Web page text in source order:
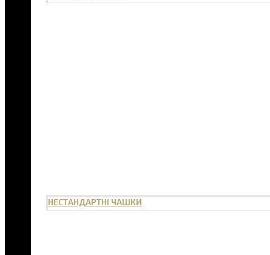
НЕСТАНДАРТНІ ЧАШКИ